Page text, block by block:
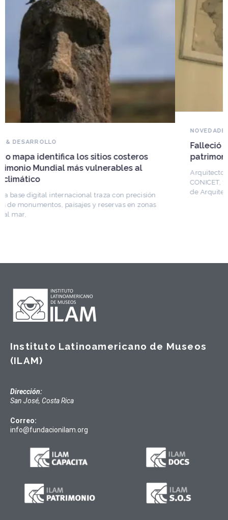
Falleció Ramón Gutiérrez, guardián del
patrimonio iberoamericano
Arquitecto, historiador e Investigador Superior del
CONICET, fundó el CEDODAL e impulsó los Seminarios
de Arquitectura Latinoamericana. Publicó más de
Instituto Latinoamericano de Museos
(ILAM)
Dirección:
San José, Costa Rica
Correo:
info@fundacionilam.org